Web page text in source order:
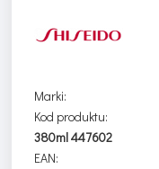
Marki:
Kod produktu:
380ml 447602
EAN: